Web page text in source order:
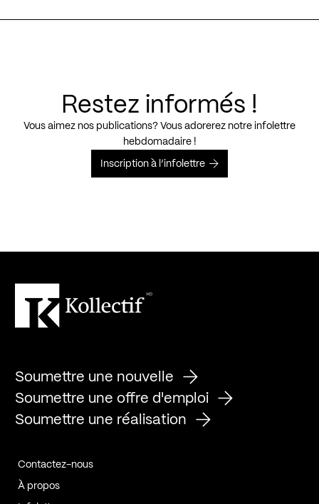
Restez informés !
Vous aimez nos publications? Vous adorerez notre infolettre
hebdomadaire !
Inscription à l’infolettre
Soumettre une nouvelle
Soumettre une offre d'emploi
Soumettre une réalisation
Contactez-nous
À propos